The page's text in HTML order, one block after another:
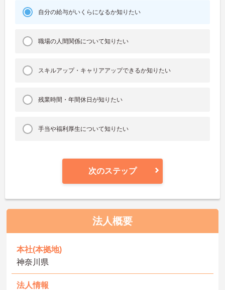
自分の給与がいくらになるか知りたい
職場の人間関係について知りたい
スキルアップ・キャリアアップできるか知りたい
残業時間・年間休日が知りたい
手当や福利厚生について知りたい
次のステップ
法人概要
本社(本拠地)
神奈川県
法人情報